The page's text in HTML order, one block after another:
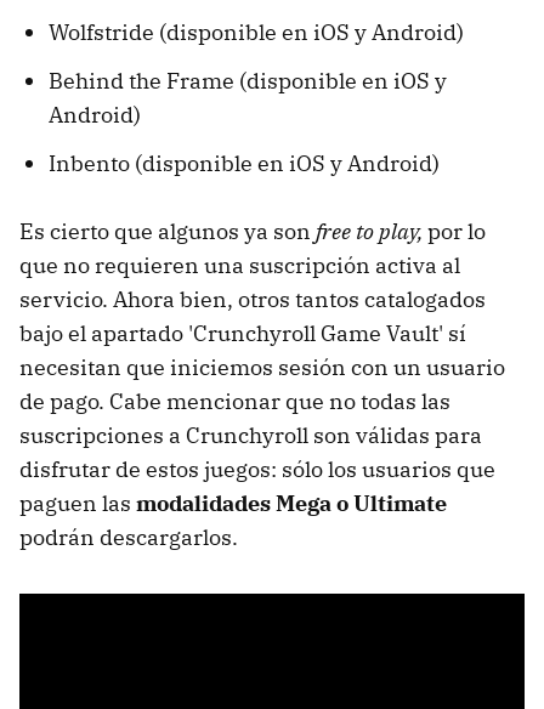
Wolfstride (disponible en iOS y Android)
Behind the Frame (disponible en iOS y
Android)
Inbento (disponible en iOS y Android)
Es cierto que algunos ya son free to play, por lo
que no requieren una suscripción activa al
servicio. Ahora bien, otros tantos catalogados
bajo el apartado 'Crunchyroll Game Vault' sí
necesitan que iniciemos sesión con un usuario
de pago. Cabe mencionar que no todas las
suscripciones a Crunchyroll son válidas para
disfrutar de estos juegos: sólo los usuarios que
paguen las modalidades Mega o Ultimate
podrán descargarlos.